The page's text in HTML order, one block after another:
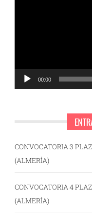
00:00
CONVOCATORIA 3
(ALMERÍA)
CONVOCATORIA 4
(ALMERÍA)